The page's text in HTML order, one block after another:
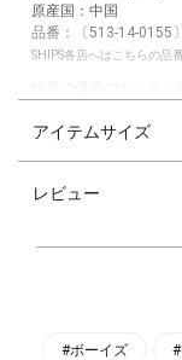
原産国：中国
品番：〔513-14-0155〕
SHIPS各店へはこちらの品
適度なハリ感にさら
いダブルニー仕様。
アイテムサイズ
レビュー
#ボーイズ